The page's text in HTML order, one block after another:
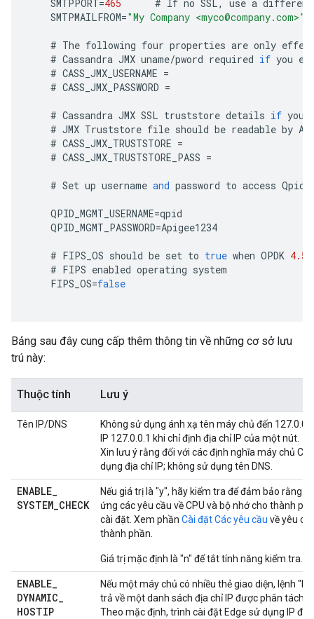
SMTPPORT =465 # If no SSL, use a different
SMTPMAILFROM="My Company <myco@company.com>"
# The following four properties are only
# Cassandra JMX uname/pword required if you
# CASS_JMX_USERNAME =
# CASS_JMX_PASSWORD =
# Cassandra JMX SSL truststore details if you
# JMX Truststore file should be readable by
# CASS_JMX_TRUSTSTORE =
# CASS_JMX_TRUSTSTORE_PASS =
# Set up username and password to access Qpid
QPID_MGMT_USERNAME=qpid
QPID_MGMT_PASSWORD=Apigee1234
# FIPS_OS should be set to true when OPDK 4.53
# FIPS enabled operating system
FIPS_OS=false
Bảng sau đây cung cấp thêm thông tin về những cơ sở lưu
trú này:
Thuộc tính Lưu ý
Tên IP/DNS
Không sử dụng ánh xạ tên máy chủ đến
IP 127.0.0.1 khi chỉ định địa chỉ IP của một nút.
Xin lưu ý rằng đối với các định nghĩa máy chủ
dụng địa chỉ IP; không sử dụng tên DNS.
ENABLE_
SYSTEM_CHECK
Nếu giá trị là "y", hãy kiểm tra để đảm bảo rằng
ứng các yêu cầu về CPU và bộ nhớ cho thành
cài đặt. Xem phần Cài đặt Các yêu cầu về yêu
thành phần.
Giá trị mặc định là "n" để tắt tính năng kiểm tra.
ENABLE_
DYNAMIC_
HOSTIP
Nếu một máy chủ có nhiều thẻ giao diện, lệnh
trả về một danh sách địa chỉ IP được phân tách
Theo mặc định, trình cài đặt Edge sử dụng IP